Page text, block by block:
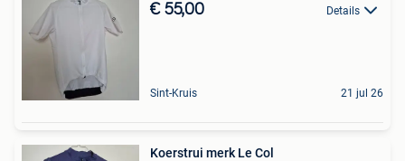
€ 55,00 Details
Sint-Kruis 21 jul 26
Koerstrui merk Le Col